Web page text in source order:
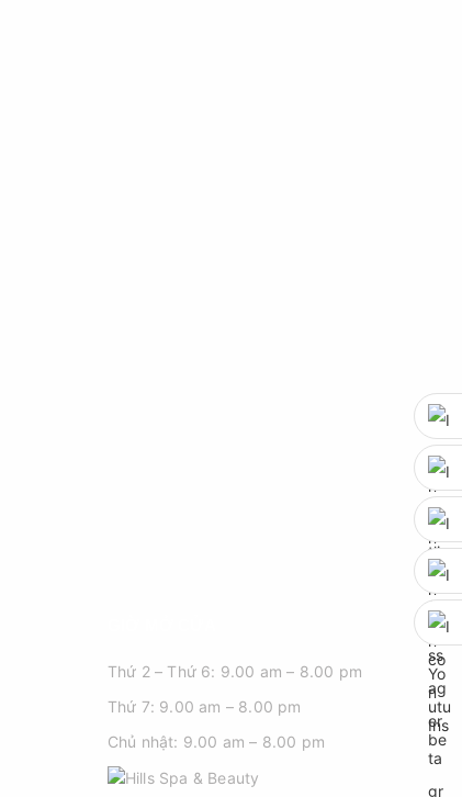
Thứ 2 – Thứ 6: 9.00 am – 8.00 pm
Thứ 7: 9.00 am – 8.00 pm
Chủ nhật: 9.00 am – 8.00 pm